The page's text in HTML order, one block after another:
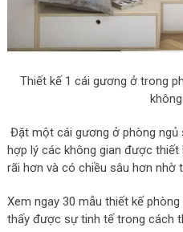
Thiết kế 1 cái gương ở trong
Đặt một cái gương ở phòng ngủ
hợp lý các không gian được
rãi hơn và có chiều sâu hơn nhờ
Xem ngay 30 mẫu thiết kế
thấy được sự tinh tế trong cách